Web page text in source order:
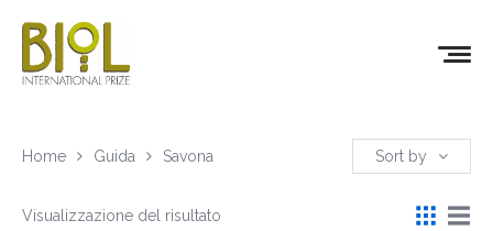
Home Guida Savona Sort by
Visualizzazione del risultato